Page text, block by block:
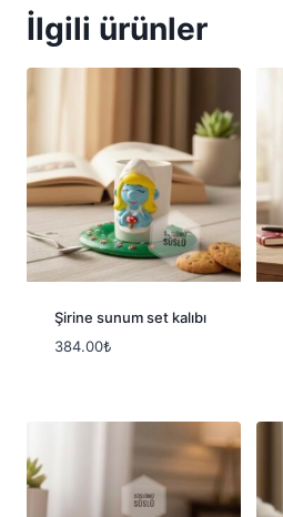
İlgili ürünler
Şirine sunum set kalıbı
384.00₺